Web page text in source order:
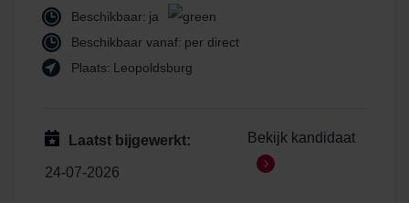
Beschikbaar: ja
Beschikbaar vanaf: per direct
Plaats: Leopoldsburg
Laatst bijgewerkt:
24-07-2026
Bekijk kandidaat